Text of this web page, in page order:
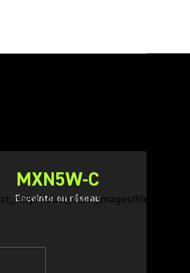
MXN5W-C
Enceinte en réseau